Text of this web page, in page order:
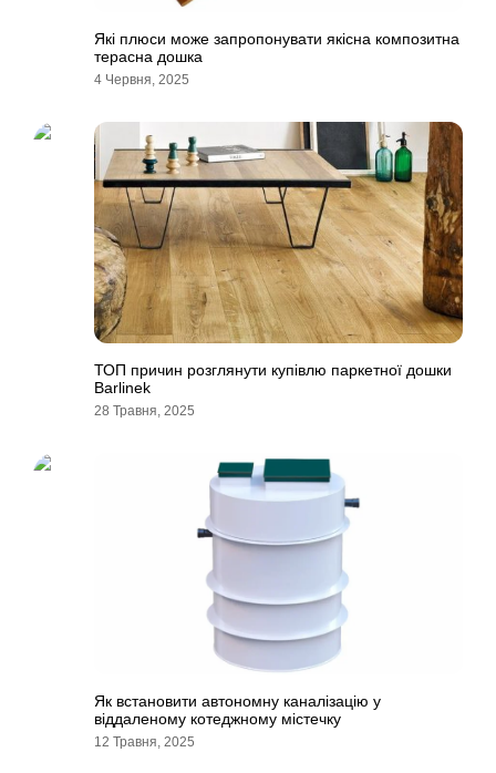
Які плюси може запропонувати якісна композитна
терасна дошка
4 Червня, 2025
ТОП причин розглянути купівлю паркетної дошки
Barlinek
28 Травня, 2025
Як встановити автономну каналізацію у
віддаленому котеджному містечку
12 Травня, 2025